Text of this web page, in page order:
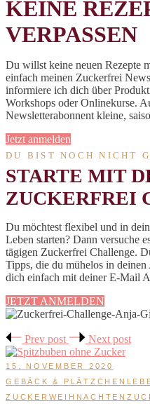
KEINE
VERPASSEN
Du willst keine neuen Rezepte
einfach meinen Zuckerfrei
informiere ich dich über
Workshops oder Onlinekurse.
Newsletterabonnent kleine,
Jetzt anmelden
DU BIST NOCH NICHT
STARTE MIT
ZUCKERFREI
Du möchtest flexibel und in
Leben starten? Dann versuche
tägigen Zuckerfrei Challenge.
Tipps, die du mühelos in
dich einfach mit deiner E-Mail
JETZT ANMELDEN
Prev post Next post
15. NOVEMBER 2020
GEBÄCK & PLÄTZCHEN
ZUCKER WEIHNACHTEN